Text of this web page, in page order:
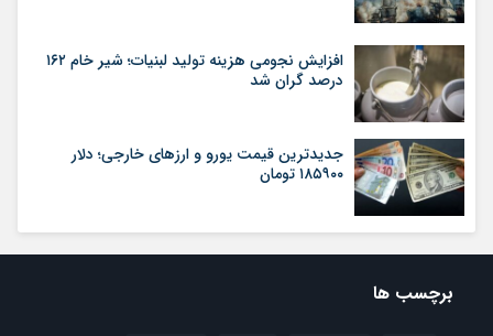
افزایش نجومی هزینه تولید لبنیات؛ شیر خام ۱۶۲
درصد گران شد
جدیدترین قیمت یورو و ارزهای خارجی؛ دلار
۱۸۵۹۰۰ تومان
برچسب ها